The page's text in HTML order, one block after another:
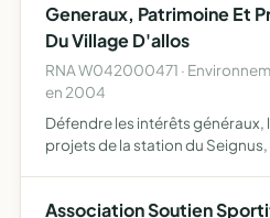
Generaux, Patrimoine Et
Du Village D'allos
RNA W042000471 ·
en 2004
Défendre les intérêts généraux,
projets de la station du
Association Soutien